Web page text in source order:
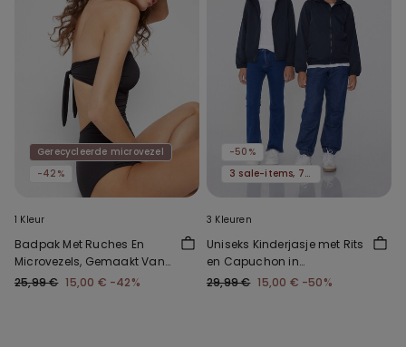
Gerecycleerde microvezel
-42%
1 Kleur
Badpak Met Ruches En
Microvezels, Gemaakt Van
Gerecycled Microplastic
25,99 € 15,00 € -42%
-50%
3 sale-items, 70% korting
3 Kleuren
Uniseks Kinderjasje met Rits
en Capuchon in
Technische Stof
29,99 € 15,00 € -50%